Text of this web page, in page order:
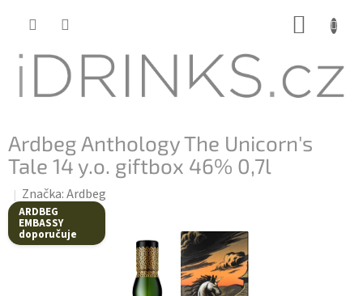
Ardbeg Anthology The Unicorn's
Tale 14 y.o. giftbox 46% 0,7l
ARDBEG
EMBASSY
doporučuje
Značka:Ardbeg